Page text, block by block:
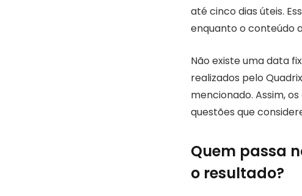
até cinco dias úteis.
enquanto o conteúdo
Não existe uma data
realizados pelo
mencionado. Assim,
questões que
Quem passa
o resultado?